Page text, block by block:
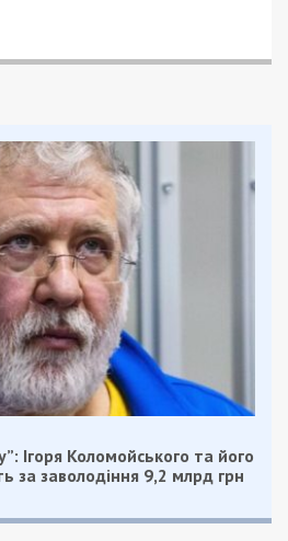
Ігоря Коломойського та його
за заволодіння 9,2 млрд грн